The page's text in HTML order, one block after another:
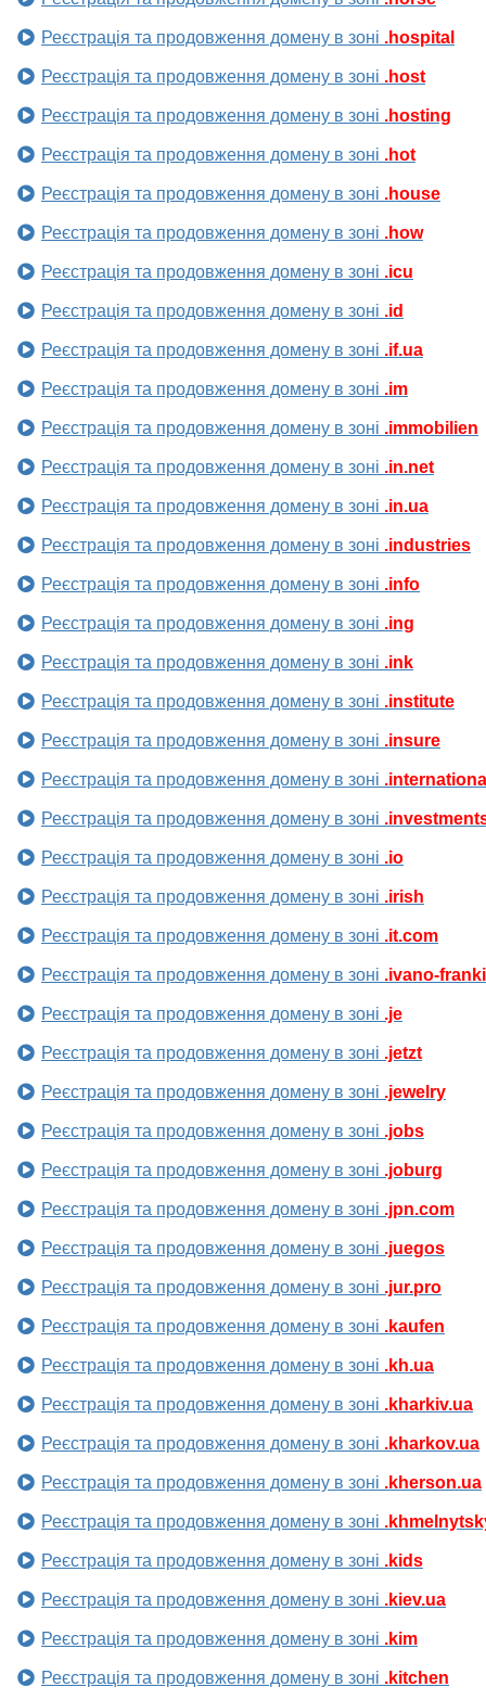
Реєстрація та продовження домену в зоні .hospital
Реєстрація та продовження домену в зоні .host
Реєстрація та продовження домену в зоні .hosting
Реєстрація та продовження домену в зоні .hot
Реєстрація та продовження домену в зоні .house
Реєстрація та продовження домену в зоні .how
Реєстрація та продовження домену в зоні .icu
Реєстрація та продовження домену в зоні .id
Реєстрація та продовження домену в зоні .if.ua
Реєстрація та продовження домену в зоні .im
Реєстрація та продовження домену в зоні .immobilien
Реєстрація та продовження домену в зоні .in.net
Реєстрація та продовження домену в зоні .in.ua
Реєстрація та продовження домену в зоні .industries
Реєстрація та продовження домену в зоні .info
Реєстрація та продовження домену в зоні .ing
Реєстрація та продовження домену в зоні .ink
Реєстрація та продовження домену в зоні .institute
Реєстрація та продовження домену в зоні .insure
Реєстрація та продовження домену в зоні
Реєстрація та продовження домену в зоні
Реєстрація та продовження домену в зоні .io
Реєстрація та продовження домену в зоні .irish
Реєстрація та продовження домену в зоні .it.com
Реєстрація та продовження домену в зоні .ivano-
Реєстрація та продовження домену в зоні .je
Реєстрація та продовження домену в зоні .jetzt
Реєстрація та продовження домену в зоні .jewelry
Реєстрація та продовження домену в зоні .jobs
Реєстрація та продовження домену в зоні .joburg
Реєстрація та продовження домену в зоні .jpn.com
Реєстрація та продовження домену в зоні .juegos
Реєстрація та продовження домену в зоні .jur.pro
Реєстрація та продовження домену в зоні .kaufen
Реєстрація та продовження домену в зоні .kh.ua
Реєстрація та продовження домену в зоні .kharkiv.ua
Реєстрація та продовження домену в зоні .kharkov.ua
Реєстрація та продовження домену в зоні .kherson.ua
Реєстрація та продовження домену в зоні
Реєстрація та продовження домену в зоні .kids
Реєстрація та продовження домену в зоні .kiev.ua
Реєстрація та продовження домену в зоні .kim
Реєстрація та продовження домену в зоні .kitchen